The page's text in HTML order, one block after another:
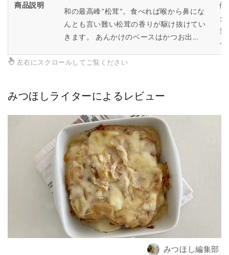
商品説明
和の最高峰”松茸”。食べれば喉から鼻にな
んとも言い難い松茸の香りが駆け抜けてい
きます。 あんかけのベースはかつお出...
俺
ク
当
セ
左右にスクロールしてご覧ください
みつほしライターによるレビュー
みつほし編集部